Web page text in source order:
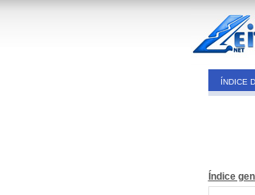
ÍNDICE
Índice